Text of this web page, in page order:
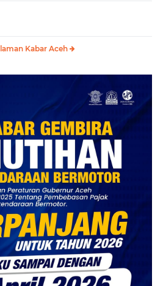
Kabar Aceh